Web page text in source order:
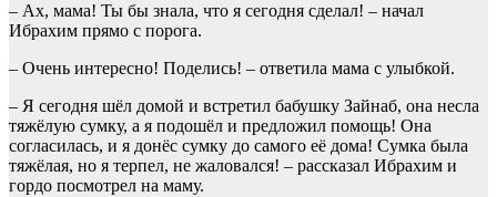
– Ах, мама! Ты бы знала, что я сегодня сделал! – начал
Ибрахим прямо с порога.
– Очень интересно! Поделись! – ответила мама с улыбкой.
– Я сегодня шёл домой и встретил бабушку Зайнаб, она несла
тяжёлую сумку, а я подошёл и предложил помощь! Она
согласилась, и я донёс сумку до самого её дома! Сумка была
тяжёлая, но я терпел, не жаловался! – рассказал Ибрахим и
гордо посмотрел на маму.